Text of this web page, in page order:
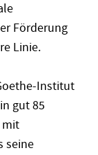
Förderung
Linie.
Institut
gut 85
mit
seine